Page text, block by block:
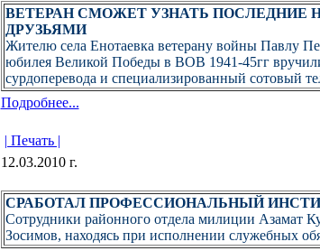
ВЕТЕРАН СМОЖЕТ УЗНАТЬ ПОСЛЕДНИЕ
ДРУЗЬЯМИ
Жителю села Енотаевка ветерану войны Павлу
юбилея Великой Победы в ВОВ 1941-45гг
сурдоперевода и специализированный сотовый
Подробнее...
| Печать |
12.03.2010 г.
СРАБОТАЛ ПРОФЕССИОНАЛЬНЫЙ
Сотрудники районного отдела милиции Азамат
Зосимов, находясь при исполнении служебных